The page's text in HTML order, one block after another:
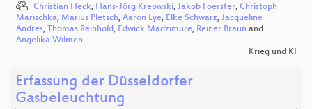
Christian Heck, Hans-Jörg Kreowski, Jakob Foerster, Christoph
Marischka, Marius Pletsch, Aaron Lye, Elke Schwarz, Jacqueline
Andres, Thomas Reinhold, Edwick Madzimure, Reiner Braun and
Angelika Wilmen
Krieg und KI
Erfassung der Düsseldorfer
Gasbeleuchtung